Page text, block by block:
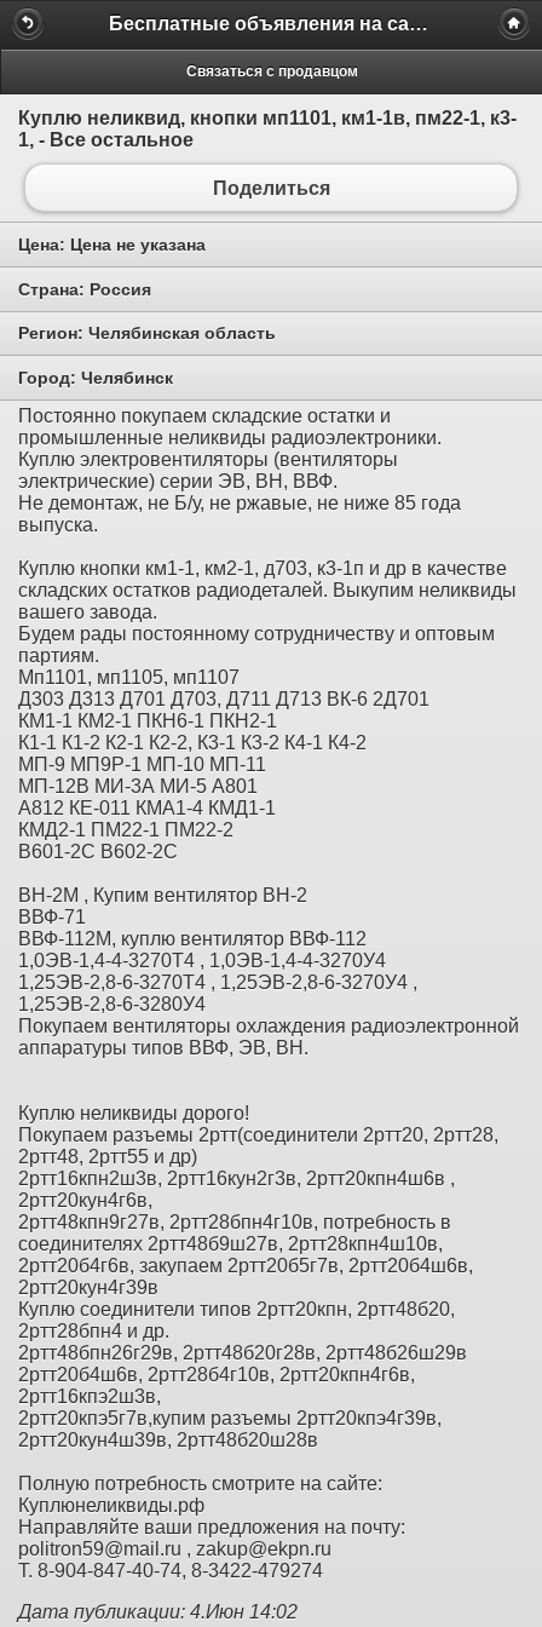
Бесплатные объявления на сайте MILAMO.ru
Связаться с продавцом
Куплю неликвид, кнопки мп1101, км1-1в, пм22-1, к3-
1, - Все остальное
Поделиться
Цена: Цена не указана
Страна: Россия
Регион: Челябинская область
Город: Челябинск
Постоянно покупаем складские остатки и
промышленные неликвиды радиоэлектроники.
Куплю электровентиляторы (вентиляторы
электрические) серии ЭВ, ВН, ВВФ.
Не демонтаж, не Б/у, не ржавые, не ниже 85 года
выпуска.
Куплю кнопки км1-1, км2-1, д703, к3-1п и др в качестве
складских остатков радиодеталей. Выкупим неликвиды
вашего завода.
Будем рады постоянному сотрудничеству и оптовым
партиям.
Мп1101, мп1105, мп1107
Д303 Д313 Д701 Д703, Д711 Д713 ВК-6 2Д701
КМ1-1 КМ2-1 ПКН6-1 ПКН2-1
К1-1 К1-2 К2-1 К2-2, К3-1 К3-2 К4-1 К4-2
МП-9 МП9Р-1 МП-10 МП-11
МП-12В МИ-3А МИ-5 А801
А812 КЕ-011 КМА1-4 КМД1-1
КМД2-1 ПМ22-1 ПМ22-2
В601-2С В602-2С
ВН-2М , Купим вентилятор ВН-2
ВВФ-71
ВВФ-112М, куплю вентилятор ВВФ-112
1,0ЭВ-1,4-4-3270Т4 , 1,0ЭВ-1,4-4-3270У4
1,25ЭВ-2,8-6-3270Т4 , 1,25ЭВ-2,8-6-3270У4 ,
1,25ЭВ-2,8-6-3280У4
Покупаем вентиляторы охлаждения радиоэлектронной
аппаратуры типов ВВФ, ЭВ, ВН.
Куплю неликвиды дорого!
Покупаем разъемы 2ртт(соединители 2ртт20, 2ртт28,
2ртт48, 2ртт55 и др)
2ртт16кпн2ш3в, 2ртт16кун2г3в, 2ртт20кпн4ш6в ,
2ртт20кун4г6в,
2ртт48кпн9г27в, 2ртт28бпн4г10в, потребность в
соединителях 2ртт48б9ш27в, 2ртт28кпн4ш10в,
2ртт20б4г6в, закупаем 2ртт20б5г7в, 2ртт20б4ш6в,
2ртт20кун4г39в
Куплю соединители типов 2ртт20кпн, 2ртт48б20,
2ртт28бпн4 и др.
2ртт48бпн26г29в, 2ртт48б20г28в, 2ртт48б26ш29в
2ртт20б4ш6в, 2ртт28б4г10в, 2ртт20кпн4г6в,
2ртт16кпэ2ш3в,
2ртт20кпэ5г7в,купим разъемы 2ртт20кпэ4г39в,
2ртт20кун4ш39в, 2ртт48б20ш28в
Полную потребность смотрите на сайте:
Куплюнеликвиды.рф
Направляйте ваши предложения на почту:
politron59@mail.ru , zakup@ekpn.ru
Т. 8-904-847-40-74, 8-3422-479274
Дата публикации: 4.Июн 14:02